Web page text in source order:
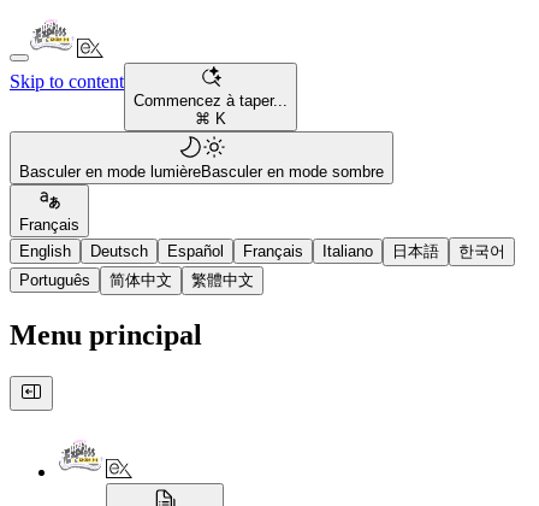
Skip to content
Commencez à taper...
⌘ K
Basculer en mode lumièreBasculer en mode sombre
Français
English
Deutsch Español Français Italiano 日本語
한국어
Português
简体中文 繁體中文
Menu principal